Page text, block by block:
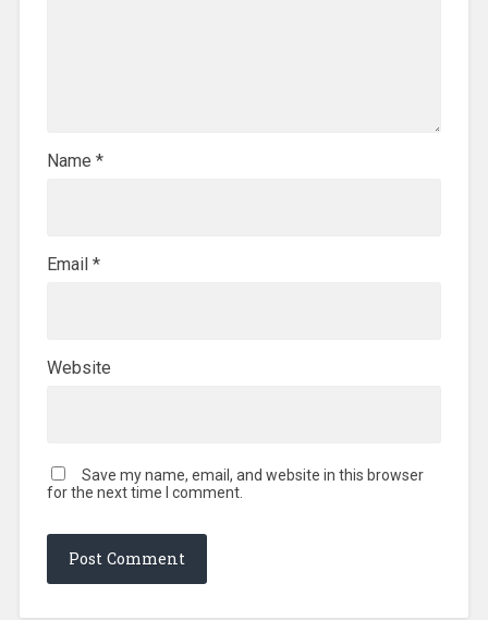
Name *
Email *
Website
Save my name, email, and website in this browser
for the next time I comment.